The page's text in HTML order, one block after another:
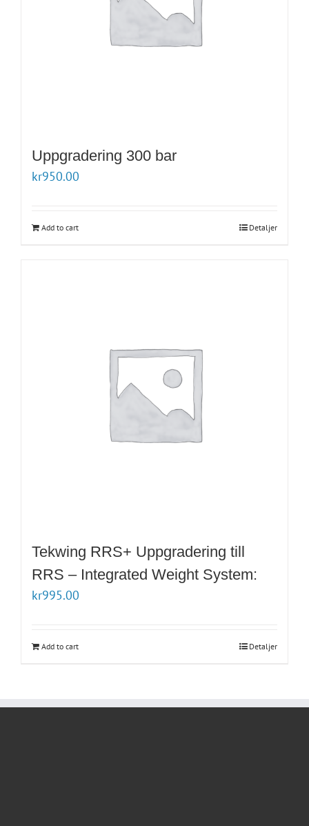
Uppgradering 300 bar
kr950.00
Add to cart Detaljer
Tekwing RRS+ Uppgradering till
RRS – Integrated Weight System:
kr995.00
Add to cart Detaljer